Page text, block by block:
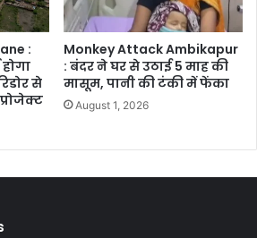
:
से
Monkey Attack Ambikapur
: बंदर ने घर से उठाई 5 माह की
मासूम, पानी की टंकी में फेंका
August 1, 2026